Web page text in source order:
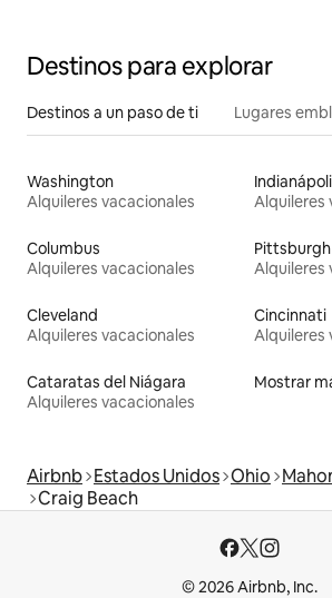
Destinos para explorar
Destinos a un paso de ti Lugares
Washington
Alquileres vacacionales
Alquileres
Columbus
Alquileres vacacionales
Pittsburgh
Alquileres
Cleveland
Alquileres vacacionales
Cincinnati
Alquileres
Cataratas del Niágara
Alquileres vacacionales
Mostrar
Airbnb Estados Unidos Ohio
Craig Beach
© 2026 Airbnb, Inc.